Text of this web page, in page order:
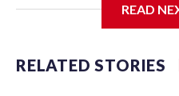
pruebas de laboratorio
por sus siglas en inglés)
enfermedades en esos
READ
RELATED STORIES